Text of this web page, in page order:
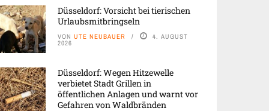
Düsseldorf: Vorsicht bei tierischen
Urlaubsmitbringseln
VON UTE NEUBAUER 4. AUGUST
2026
Düsseldorf: Wegen Hitzewelle
verbietet Stadt Grillen in
öffentlichen Anlagen und warnt vor
Gefahren von Waldbränden